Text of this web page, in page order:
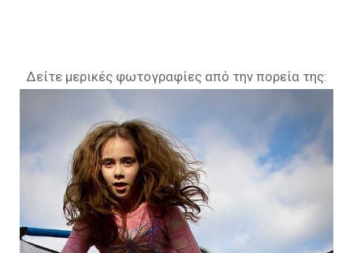
Δείτε μερικές φωτογραφίες από την πορεία της: